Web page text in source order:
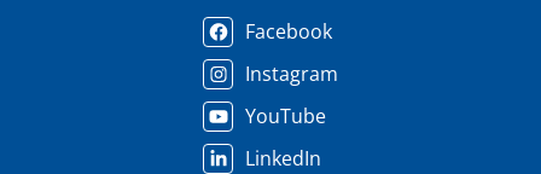
Facebook
Instagram
YouTube
LinkedIn